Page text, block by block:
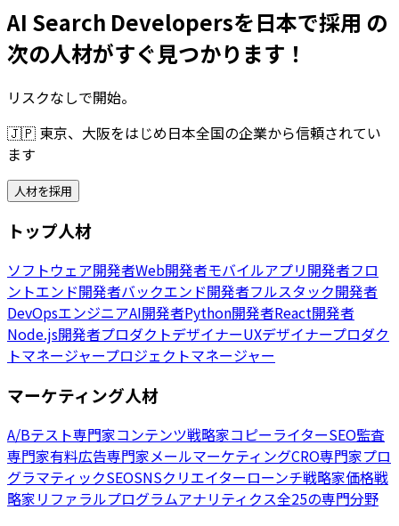
AI Search Developersを日本で採用 の
次の人材がすぐ見つかります！
リスクなしで開始。
🇯🇵 東京、大阪をはじめ日本全国の企業から信頼されてい
ます
人材を採用
トップ人材
ソフトウェア開発者Web開発者モバイルアプリ開発者フロ
ントエンド開発者バックエンド開発者フルスタック開発者
DevOpsエンジニアAI開発者Python開発者React開発者
Node.js開発者プロダクトデザイナーUXデザイナープロダク
トマネージャープロジェクトマネージャー
マーケティング人材
A/Bテスト専門家コンテンツ戦略家コピーライターSEO監査
専門家有料広告専門家メールマーケティングCRO専門家プロ
グラマティックSEOSNSクリエイターローンチ戦略家価格戦
略家リファラルプログラムアナリティクス全25の専門分野